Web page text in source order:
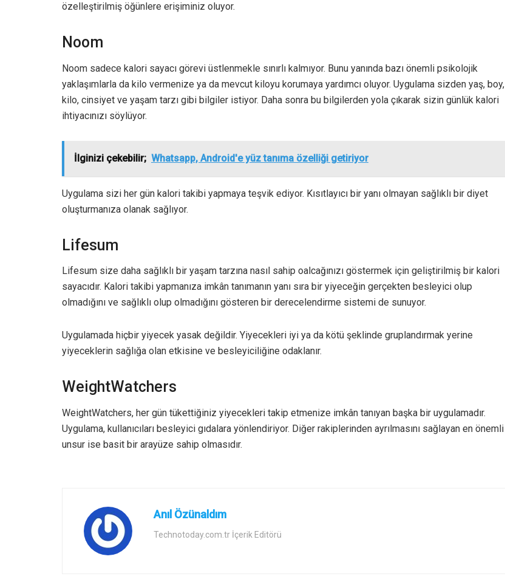
özelleştirilmiş öğünlere erişiminiz oluyor.
Noom
Noom sadece kalori sayacı görevi üstlenmekle sınırlı kalmıyor. Bunu yanında bazı önemli psikolojik
yaklaşımlarla da kilo vermenize ya da mevcut kiloyu korumaya yardımcı oluyor. Uygulama sizden yaş, boy,
kilo, cinsiyet ve yaşam tarzı gibi bilgiler istiyor. Daha sonra bu bilgilerden yola çıkarak sizin günlük kalori
ihtiyacınızı söylüyor.
İlginizi çekebilir; Whatsapp, Android'e yüz tanıma özelliği getiriyor
Uygulama sizi her gün kalori takibi yapmaya teşvik ediyor. Kısıtlayıcı bir yanı olmayan sağlıklı bir diyet
oluşturmanıza olanak sağlıyor.
Lifesum
Lifesum size daha sağlıklı bir yaşam tarzına nasıl sahip oalcağınızı göstermek için geliştirilmiş bir kalori
sayacıdır. Kalori takibi yapmanıza imkân tanımanın yanı sıra bir yiyeceğin gerçekten besleyici olup
olmadığını ve sağlıklı olup olmadığını gösteren bir derecelendirme sistemi de sunuyor.
Uygulamada hiçbir yiyecek yasak değildir. Yiyecekleri iyi ya da kötü şeklinde gruplandırmak yerine
yiyeceklerin sağlığa olan etkisine ve besleyiciliğine odaklanır.
WeightWatchers
WeightWatchers, her gün tükettiğiniz yiyecekleri takip etmenize imkân tanıyan başka bir uygulamadır.
Uygulama, kullanıcıları besleyici gıdalara yönlendiriyor. Diğer rakiplerinden ayrılmasını sağlayan en önemli
unsur ise basit bir arayüze sahip olmasıdır.
Anıl Özünaldım
Technotoday.com.tr İçerik Editörü